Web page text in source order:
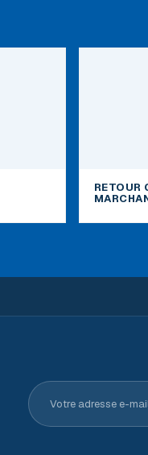
RETOUR
Votre adresse e-mail